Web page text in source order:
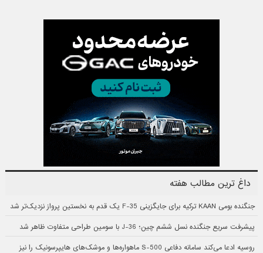
داغ ترین مطالب هفته
جنگنده بومی KAAN ترکیه برای جایگزینی F-35 یک قدم به نخستین پرواز نزدیک‌تر شد
پیشرفت سریع جنگنده نسل ششم چین؛ J-36 با سومین طراحی متفاوت ظاهر شد
روسیه ادعا می‌کند سامانه دفاعی S-500 ماهواره‌ها و موشک‌های هایپرسونیک را نیز